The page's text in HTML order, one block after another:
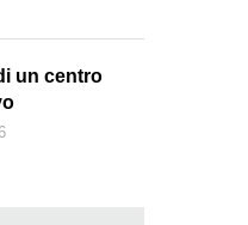
un centro